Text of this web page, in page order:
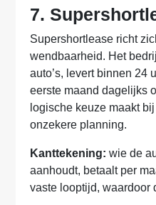
7.
Supershortlease richt
wendbaarheid. Het
auto’s, levert binnen 24
eerste maand dagelijks
logische keuze maakt
onzekere planning.
Kanttekening: wie de
aanhoudt, betaalt per
vaste looptijd, waardoor